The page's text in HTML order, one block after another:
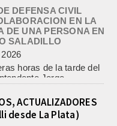
SALADILLO
horas de la tarde del
Jorge
por parte de su
LA VIVIENDA DE UN
DE MALVINAS DE
ACTUALIZADORES
desde La Plata)